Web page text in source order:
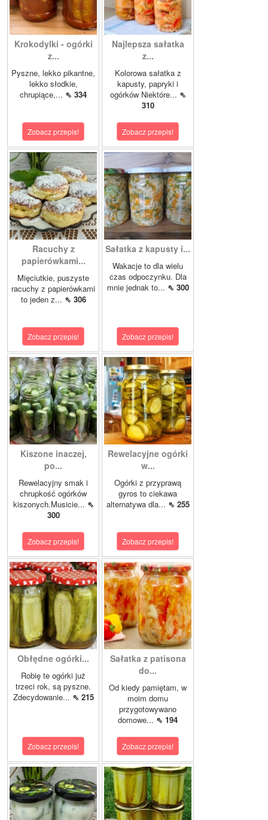
Krokodylki - ogórki
z...
Pyszne, lekko pikantne,
lekko słodkie,
chrupiące,... ⇖ 334
Zobacz przepis!
Najlepsza sałatka
z...
Kolorowa sałatka z
kapusty, papryki i
ogórków Niektóre... ⇖
310
Zobacz przepis!
Racuchy z
papierówkami...
Mięciutkie, puszyste
racuchy z papierówkami
to jeden z... ⇖ 306
Zobacz przepis!
Sałatka z kapusty i...
Wakacje to dla wielu
czas odpoczynku. Dla
mnie jednak to... ⇖ 300
Zobacz przepis!
Kiszone inaczej,
po...
Rewelacyjny smak i
chrupkość ogórków
kiszonych.Musicie... ⇖
300
Zobacz przepis!
Rewelacyjne ogórki
w...
Ogórki z przyprawą
gyros to ciekawa
alternatywa dla... ⇖ 255
Zobacz przepis!
Obłędne ogórki...
Robię te ogórki już
trzeci rok, są pyszne.
Zdecydowanie... ⇖ 215
Zobacz przepis!
Sałatka z patisona
do...
Od kiedy pamiętam, w
moim domu
przygotowywano
domowe... ⇖ 194
Zobacz przepis!